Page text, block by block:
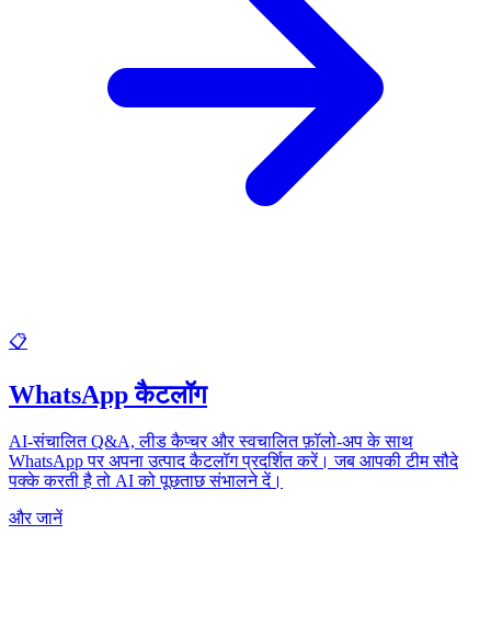
📋
WhatsApp कैटलॉग
AI-संचालित Q&A, लीड कैप्चर और स्वचालित फ़ॉलो-अप के साथ
WhatsApp पर अपना उत्पाद कैटलॉग प्रदर्शित करें। जब आपकी टीम सौदे
पक्के करती है तो AI को पूछताछ संभालने दें।
और जानें